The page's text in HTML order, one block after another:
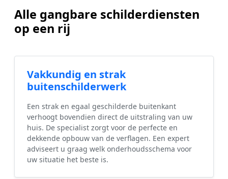
Alle gangbare schilderdiensten
op een rij
Vakkundig en strak
buitenschilderwerk
Een strak en egaal geschilderde buitenkant
verhoogt bovendien direct de uitstraling van uw
huis. De specialist zorgt voor de perfecte en
dekkende opbouw van de verflagen. Een expert
adviseert u graag welk onderhoudsschema voor
uw situatie het beste is.